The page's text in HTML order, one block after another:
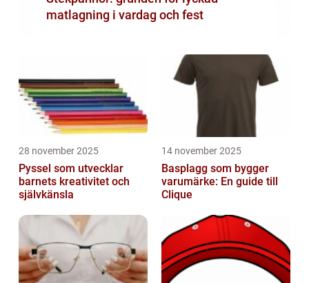
matlagning i vardag och fest
28 november 2025
Pyssel som utvecklar
barnets kreativitet och
självkänsla
14 november 2025
Basplagg som bygger
varumärke: En guide till
Clique